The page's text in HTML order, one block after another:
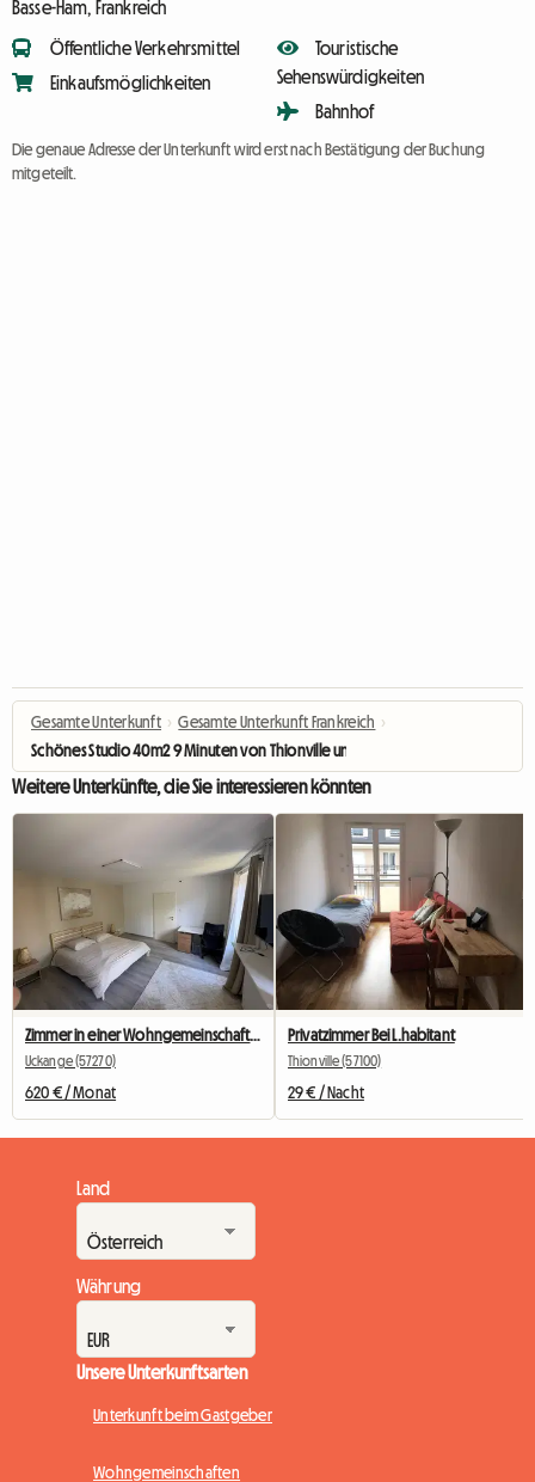
Basse-Ham, Frankreich
Öffentliche Verkehrsmittel
Einkaufsmöglichkeiten
Touristische
Sehenswürdigkeiten
Bahnhof
Die genaue Adresse der Unterkunft wird erst nach Bestätigung der Buchung
mitgeteilt.
Gesamte Unterkunft › Gesamte Unterkunft Frankreich ›
Schönes Studio 40m2 9 Minuten von Thionville und 10 Minuten von
Weitere Unterkünfte, die Sie interessieren könnten
Zimmer in einer Wohngemeinschaft, 30 Minuten von Luxemburg-Stadt entfernt
Uckange (57270)
620 € / Monat
Privatzimmer Bei L.habitant
Thionville (57100)
29 € / Nacht
Land
Währung
Unsere Unterkunftsarten
Unterkunft beim Gastgeber
Wohngemeinschaften